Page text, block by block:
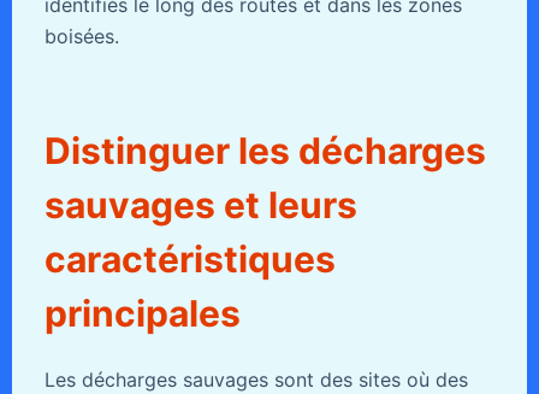
identifiés le long des routes et dans les zones
boisées.
Distinguer les décharges
sauvages et leurs
caractéristiques
principales
Les décharges sauvages sont des sites où des